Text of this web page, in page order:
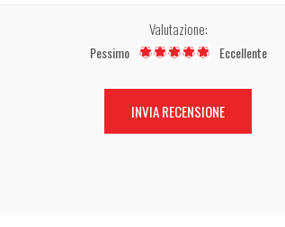
Valutazione:
Pessimo Eccellente